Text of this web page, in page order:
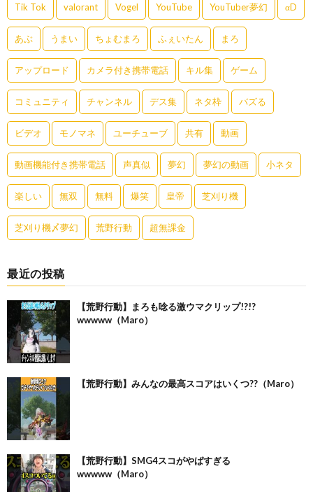
Tik Tok valorant Vogel YouTube YouTuber夢幻 αD
あぶ うまい ちょむまろ ふぇいたん まろ
アップロード カメラ付き携帯電話 キル集 ゲーム
コミュニティ チャンネル デス集 ネタ枠 バズる
ビデオ モノマネ ユーチューブ 共有 動画
動画機能付き携帯電話 声真似 夢幻 夢幻の動画 小ネタ
楽しい 無双 無料 爆笑 皇帝 芝刈り機
芝刈り機〆夢幻 荒野行動 超無課金
最近の投稿
【荒野行動】まろも唸る激ウマクリップ!?!?
wwwww（Maro）
【荒野行動】みんなの最高スコアはいくつ??（Maro）
【荒野行動】SMG4スコがやばすぎる
wwwww（Maro）